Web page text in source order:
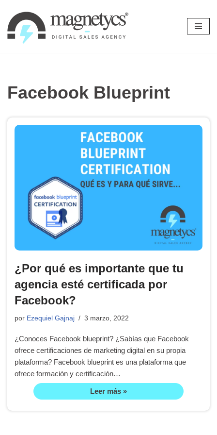
Ir
al
Facebook Blueprint
¿Por qué es importante que tu
agencia esté certificada por
Facebook?
por Ezequiel Gajnaj 3 marzo, 2022
¿Conoces Facebook blueprint? ¿Sabías que Facebook
ofrece certificaciones de marketing digital en su propia
plataforma? Facebook blueprint es una plataforma que
ofrece formación y certificación…
Leer más »